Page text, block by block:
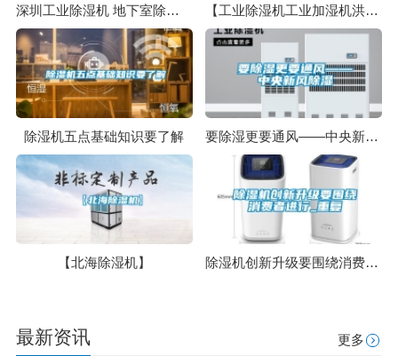
深圳工业除湿机 地下室除湿器厂家 【工业除湿机工业加湿机洪森工业除湿机空气除湿器河北工业除湿机图】价格,厂家,除湿机
除湿机五点基础知识要了解 要除湿更要通风——中央新风除湿
【北海除湿机】 除湿机创新升级要围绕消费者进行_重复
最新资讯 更多